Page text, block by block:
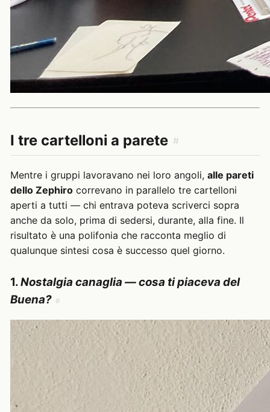
I tre cartelloni a parete #
Mentre i gruppi lavoravano nei loro angoli, alle pareti
dello Zephiro correvano in parallelo tre cartelloni
aperti a tutti — chi entrava poteva scriverci sopra
anche da solo, prima di sedersi, durante, alla fine. Il
risultato è una polifonia che racconta meglio di
qualunque sintesi cosa è successo quel giorno.
1.Nostalgia canaglia — cosa ti piaceva del
Buena? #